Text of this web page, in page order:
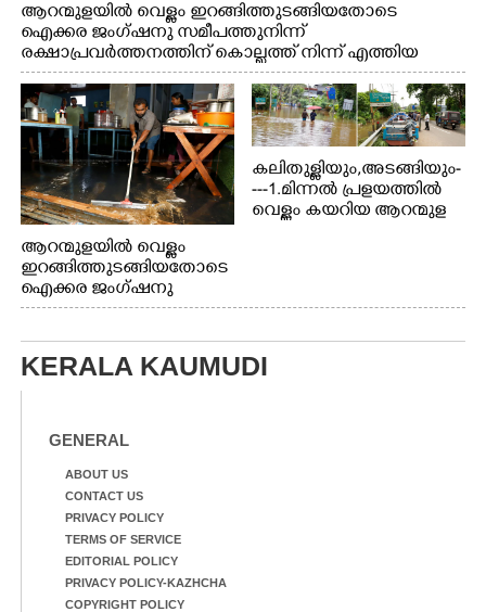
ആറന്മുളയിൽ വെള്ളം ഇറങ്ങിത്തുടങ്ങിയതോടെ
ഐക്കര ജംഗ്ഷനു സമീപത്തുനിന്ന്
രക്ഷാപ്രവർത്തനത്തിന് കൊല്ലത്ത് നിന്ന് എത്തിയ
ബോട്ടുകൾ തിരികെക്കൊണ്ടുപോകുന്നു.
ആറന്മുളയിൽ വെള്ളം
ഇറങ്ങിത്തുടങ്ങിയതോടെ
ഐക്കര ജംഗ്ഷനു
സമീപം ആറന്മുള
ആറന്മുള തട്ടുകട കഴുകി
വൃത്തിയാക്കുന്നു.
കലിതുള്ളിയും,അടങ്ങിയും-
---1.മിന്നൽ പ്രളയത്തിൽ
വെള്ളം കയറിയ ആറന്മുള
ഇറങ്ങിപ്പോൾ
കാഴ്ച.രക്ഷാപ്രവർത്തന
ത്തിന് ഓച്ചിറ അഴിക്കലിൽ
KERALA KAUMUDI
GENERAL
ABOUT US
CONTACT US
PRIVACY POLICY
TERMS OF SERVICE
EDITORIAL POLICY
PRIVACY POLICY-KAZHCHA
COPYRIGHT POLICY